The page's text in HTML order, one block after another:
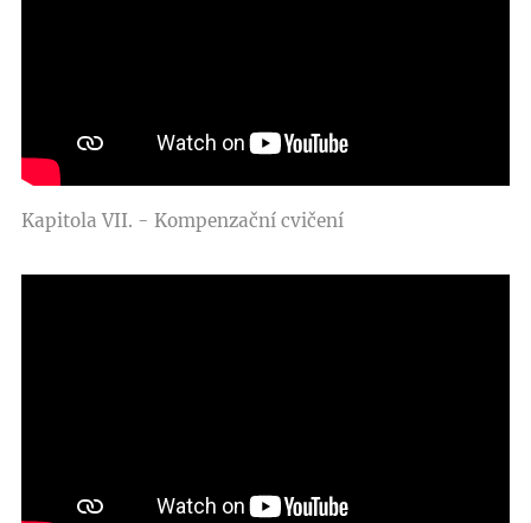
Kapitola VII. - Kompenzační cvičení